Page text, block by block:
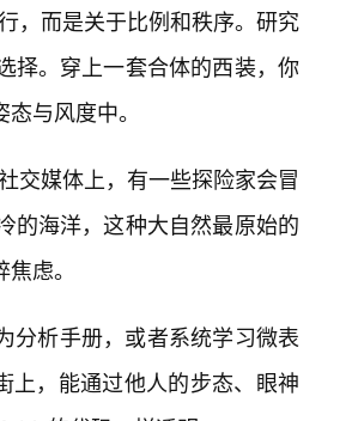
，而是关于比例和秩序。研究
择。穿上一套合体的西装，你
与风度中。
交媒体上，有一些探险家会冒
的海洋，这种大自然最原始的
虑。
分析手册，或者系统学习微表
上，能通过他人的步态、眼神